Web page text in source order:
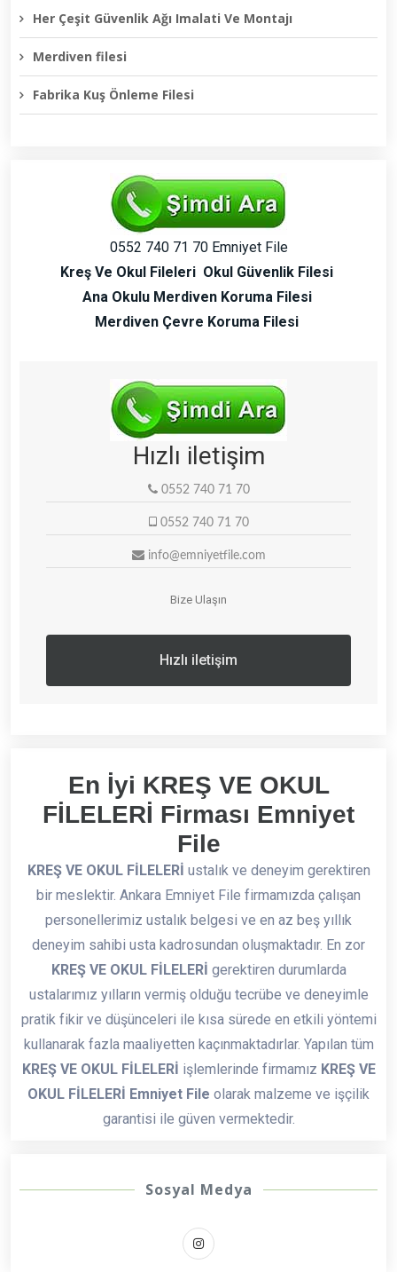
Her Çeşit Güvenlik Ağı Imalati Ve Montajı
Merdiven filesi
Fabrika Kuş Önleme Filesi
0552 740 71 70 Emniyet File
Kreş Ve Okul Fileleri Okul Güvenlik Filesi
Ana Okulu Merdiven Koruma Filesi
Merdiven Çevre Koruma Filesi
Hızlı iletişim
0552 740 71 70
0552 740 71 70
info@emniyetfile.com
Bize Ulaşın
Hızlı iletişim
En İyi KREŞ VE OKUL
FİLELERİ Firması Emniyet
File
KREŞ VE OKUL FİLELERİ ustalık ve deneyim gerektiren
bir meslektir. Ankara Emniyet File firmamızda çalışan
personellerimiz ustalık belgesi ve en az beş yıllık
deneyim sahibi usta kadrosundan oluşmaktadır. En zor
KREŞ VE OKUL FİLELERİ gerektiren durumlarda
ustalarımız yılların vermiş olduğu tecrübe ve deneyimle
pratik fikir ve düşünceleri ile kısa sürede en etkili yöntemi
kullanarak fazla maaliyetten kaçınmaktadırlar. Yapılan tüm
KREŞ VE OKUL FİLELERİ işlemlerinde firmamız KREŞ VE
OKUL FİLELERİ Emniyet File olarak malzeme ve işçilik
garantisi ile güven vermektedir.
Sosyal Medya